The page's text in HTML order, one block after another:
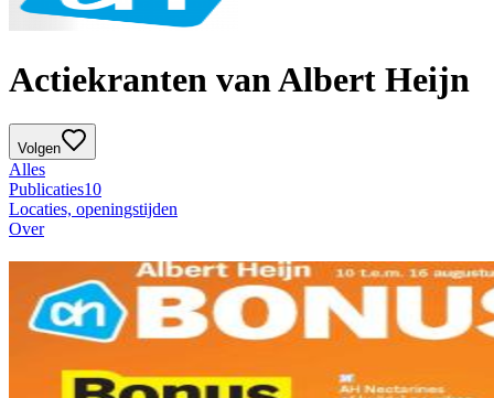
Actiekranten van Albert Heijn
Volgen
Alles
Publicaties10
Locaties, openingstijden
Over